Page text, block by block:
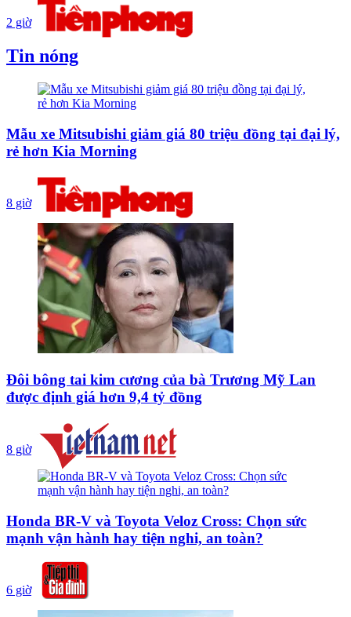
2 giờ
Tin nóng
Mẫu xe Mitsubishi giảm giá 80 triệu đồng tại đại lý,
rẻ hơn Kia Morning
8 giờ
Đôi bông tai kim cương của bà Trương Mỹ Lan
được định giá hơn 9,4 tỷ đồng
8 giờ
Honda BR-V và Toyota Veloz Cross: Chọn sức
mạnh vận hành hay tiện nghi, an toàn?
6 giờ